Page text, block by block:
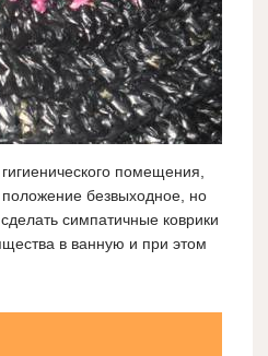
помещения,
положение безвыходное, но
симпатичные коврики
в ванную и при этом